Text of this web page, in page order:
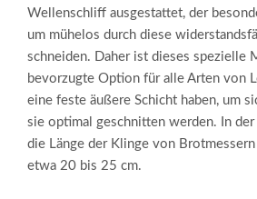
Wellenschliff ausgestattet, der
um mühelos durch diese
schneiden. Daher ist dieses spezielle
bevorzugte Option für alle Arten von
eine feste äußere Schicht haben, um
sie optimal geschnitten werden. In
die Länge der Klinge von
etwa 20 bis 25 cm.